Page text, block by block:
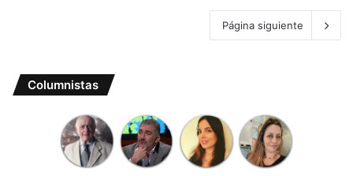
Página siguiente
Columnistas